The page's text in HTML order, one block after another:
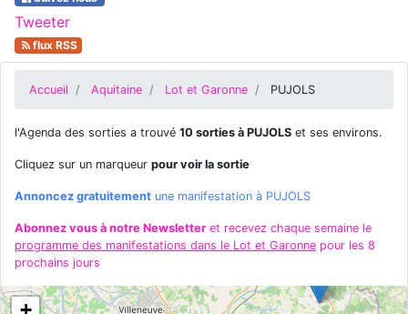
Tweeter
flux RSS
Accueil Aquitaine Lot et Garonne PUJOLS
l'Agenda des sorties a trouvé 10 sorties à PUJOLS et ses environs.
Cliquez sur un marqueur pour voir la sortie
Annoncez gratuitement une manifestation à PUJOLS
Abonnez vous à notre Newsletter et recevez chaque semaine le
programme des manifestations dans le Lot et Garonne pour les 8
prochains jours